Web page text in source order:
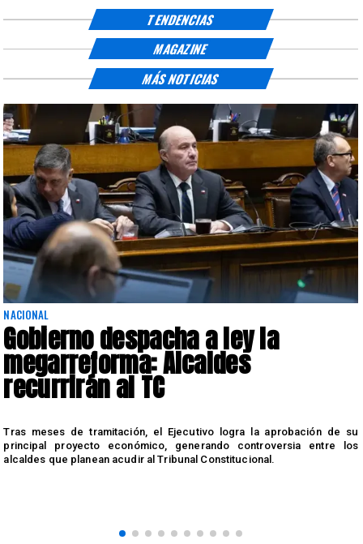
TENDENCIAS
MAGAZINE
NACIONAL
Gobierno despacha a ley la
megarreforma: Alcaldes
recurrirán al TC
Tras meses de tramitación, el Ejecutivo logra la aprobación de su
principal proyecto económico, generando controversia entre los
alcaldes que planean acudir al Tribunal Constitucional.
MÁS NOTICIAS